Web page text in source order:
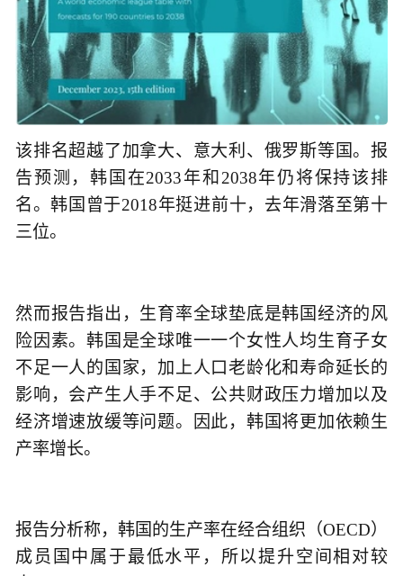
该排名超越了加拿大、意大利、俄罗斯等国。报
告预测，韩国在2033年和2038年仍将保持该排
名。韩国曾于2018年挺进前十，去年滑落至第十
三位。
然而报告指出，生育率全球垫底是韩国经济的风
险因素。韩国是全球唯一一个女性人均生育子女
不足一人的国家，加上人口老龄化和寿命延长的
影响，会产生人手不足、公共财政压力增加以及
经济增速放缓等问题。因此，韩国将更加依赖生
产率增长。
报告分析称，韩国的生产率在经合组织（OECD）
成员国中属于最低水平，所以提升空间相对较